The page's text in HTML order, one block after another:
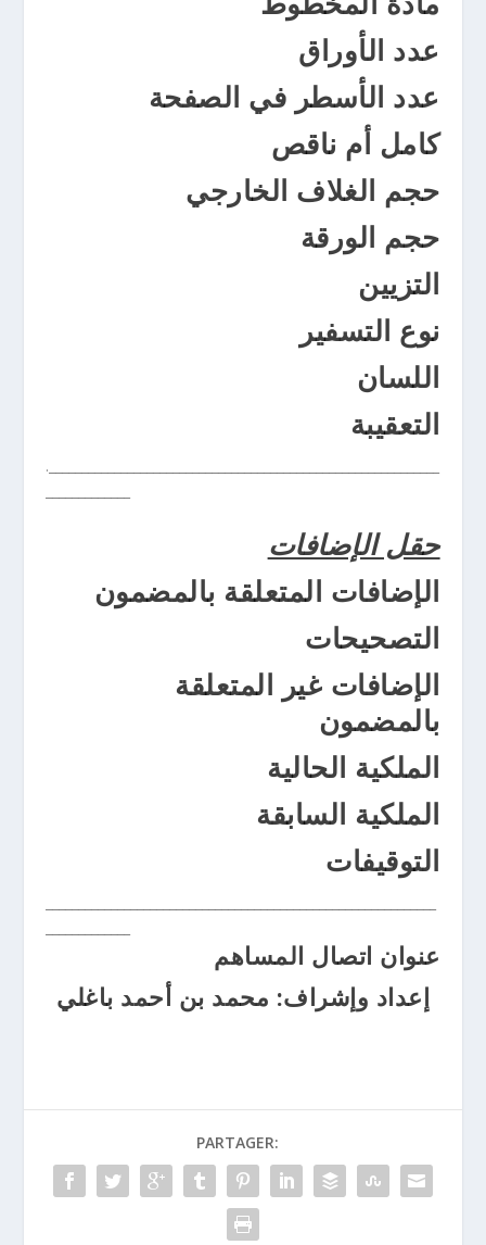
عدد الأوراق
عدد الأسطر في الصفحة
كامل أم ناقص
حجم الغلاف الخارجي
حجم الورقة
التزيين
نوع التسفير
اللسان
التعقيبة
.____________________________________________________________
حقل الإضافات
الإضافات المتعلقة بالمضمون
التصحيحات
الإضافات غير المتعلقة
بالمضمون
الملكية الحالية
الملكية السابقة
التوقيفات
عنوان اتصال المساهم
إعداد وإشراف: محمد بن أحمد باغلي
PARTAGER: